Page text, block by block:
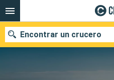
Encontrar un crucero